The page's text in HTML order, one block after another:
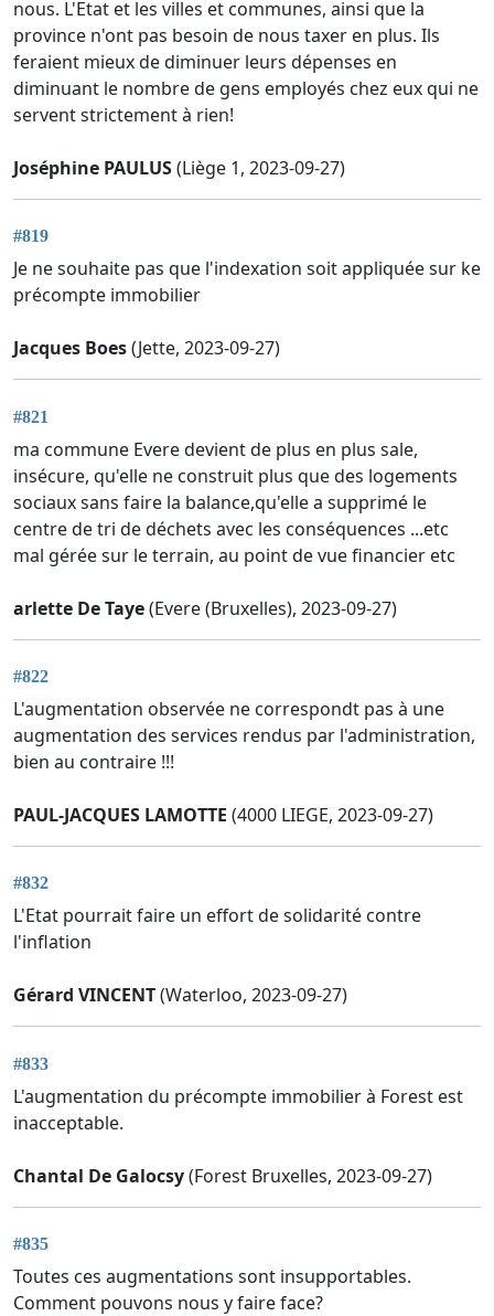
nous. L'Etat et les villes et communes, ainsi que la
province n'ont pas besoin de nous taxer en plus. Ils
feraient mieux de diminuer leurs dépenses en
diminuant le nombre de gens employés chez eux qui ne
servent strictement à rien!
Joséphine PAULUS(Liège 1, 2023-09-27)
#819
Je ne souhaite pas que l'indexation soit appliquée sur ke
précompte immobilier
Jacques Boes(Jette, 2023-09-27)
#821
ma commune Evere devient de plus en plus sale,
insécure, qu'elle ne construit plus que des logements
sociaux sans faire la balance,qu'elle a supprimé le
centre de tri de déchets avec les conséquences ...etc
mal gérée sur le terrain, au point de vue financier etc
arlette De Taye(Evere (Bruxelles), 2023-09-27)
#822
L'augmentation observée ne correspondt pas à une
augmentation des services rendus par l'administration,
bien au contraire !!!
PAUL-JACQUES LAMOTTE (4000 LIEGE, 2023-09-27)
#832
L'Etat pourrait faire un effort de solidarité contre
l'inflation
Gérard VINCENT(Waterloo, 2023-09-27)
#833
L'augmentation du précompte immobilier à Forest est
inacceptable.
Chantal De Galocsy(Forest Bruxelles, 2023-09-27)
#835
Toutes ces augmentations sont insupportables.
Comment pouvons nous y faire face?